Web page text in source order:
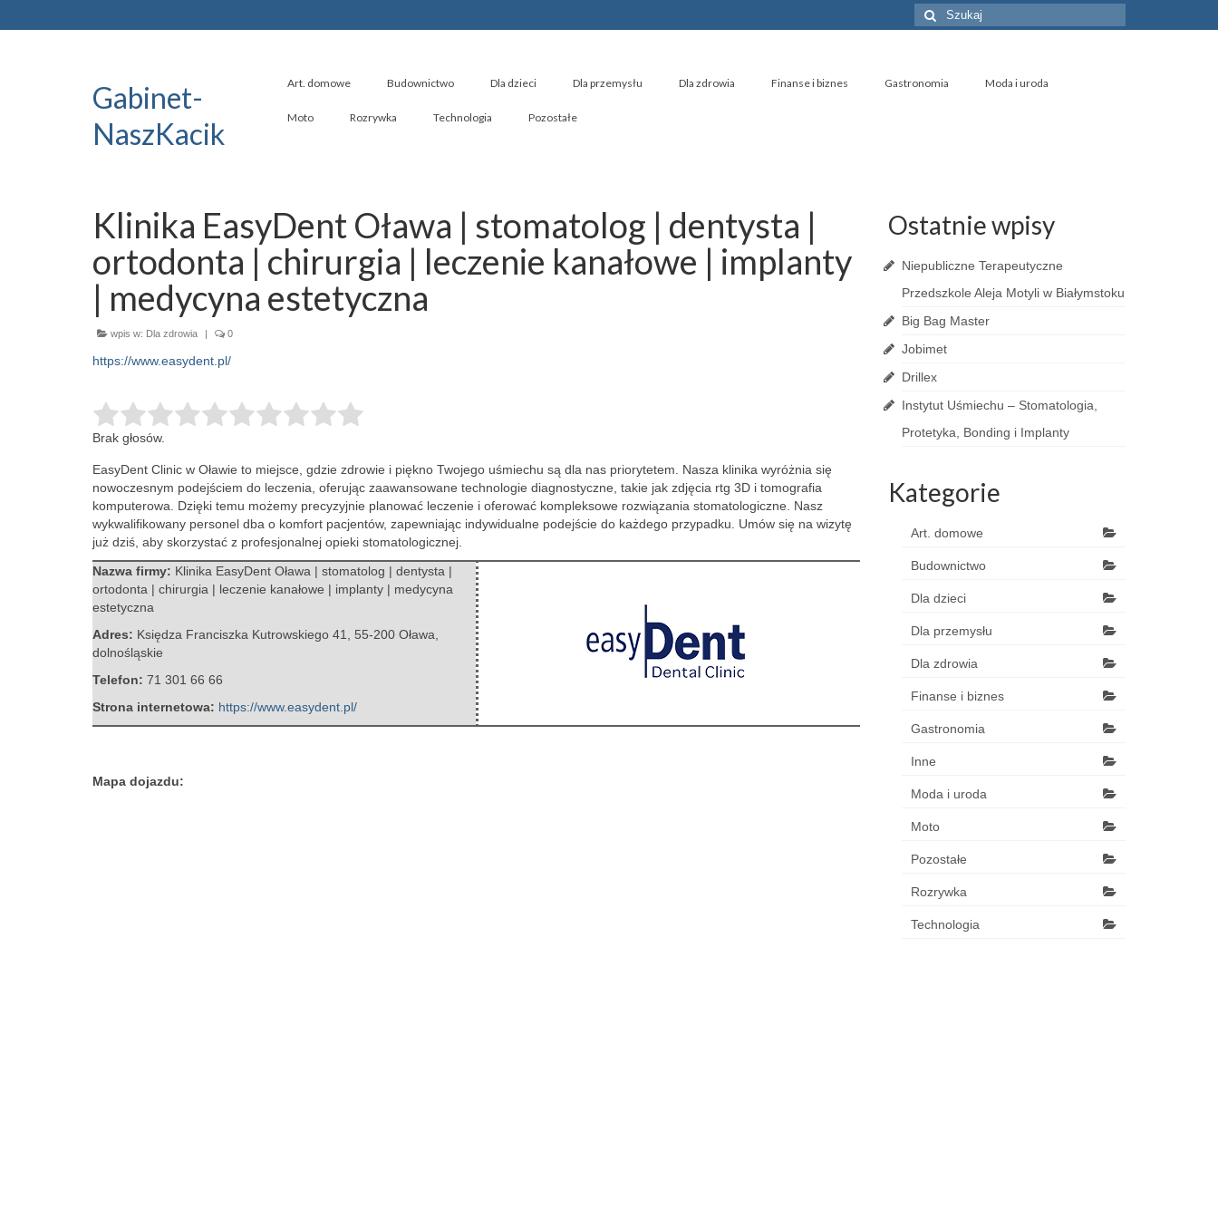
Szuklaj
w:
Gabinet-
NaszKacik
Art. domowe Budownictwo Dla dzieci Dla przemysłu Dla zdrowia Finanse i biznes Gastronomia Moda i uroda
Moto Rozrywka Technologia Pozostałe
Klinika EasyDent Oława | stomatolog | dentysta |
ortodonta | chirurgia | leczenie kanałowe | implanty
| medycyna estetyczna
wpis w: Dla zdrowia | 0
https://www.easydent.pl/
Brak głosów.
EasyDent Clinic w Oławie to miejsce, gdzie zdrowie i piękno Twojego uśmiechu są dla nas priorytetem. Nasza klinika wyróżnia się
nowoczesnym podejściem do leczenia, oferując zaawansowane technologie diagnostyczne, takie jak zdjęcia rtg 3D i tomografia
komputerowa. Dzięki temu możemy precyzyjnie planować leczenie i oferować kompleksowe rozwiązania stomatologiczne. Nasz
wykwalifikowany personel dba o komfort pacjentów, zapewniając indywidualne podejście do każdego przypadku. Umów się na wizytę
już dziś, aby skorzystać z profesjonalnej opieki stomatologicznej.
Nazwa firmy: Klinika EasyDent Oława | stomatolog | dentysta |
ortodonta | chirurgia | leczenie kanałowe | implanty | medycyna
estetyczna
Adres: Księdza Franciszka Kutrowskiego 41 55-200 Oława
dolnośląskie
Telefon: 71 301 66 66
Strona internetowa: https://www.easydent.pl/
Mapa dojazdu:
Ostatnie wpisy
Niepubliczne Terapeutyczne
Przedszkole Aleja Motyli w Białymstoku
Big Bag Master
Jobimet
Drillex
Instytut Uśmiechu – Stomatologia,
Protetyka, Bonding i Implanty
Kategorie
Art. domowe
Budownictwo
Dla dzieci
Dla przemysłu
Dla zdrowia
Finanse i biznes
Gastronomia
Inne
Moda i uroda
Moto
Pozostałe
Rozrywka
Technologia